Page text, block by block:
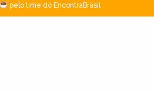
pelo time do EncontraBrasil